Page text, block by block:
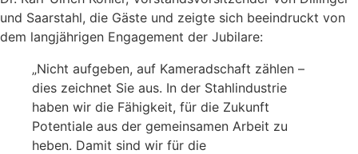
und Saarstahl, die Gäste und zeigte sich beeindruckt von
dem langjährigen Engagement der Jubilare:
„Nicht aufgeben, auf Kameradschaft zählen –
dies zeichnet Sie aus. In der Stahlindustrie
haben wir die Fähigkeit, für die Zukunft
Potentiale aus der gemeinsamen Arbeit zu
heben. Damit sind wir für die